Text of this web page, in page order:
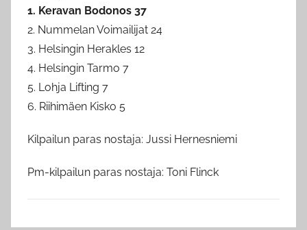
1. Keravan Bodonos 37
2. Nummelan Voimailijat 24
3. Helsingin Herakles 12
4. Helsingin Tarmo 7
5. Lohja Lifting 7
6. Riihimäen Kisko 5
Kilpailun paras nostaja: Jussi Hernesniemi
Pm-kilpailun paras nostaja: Toni Flinck